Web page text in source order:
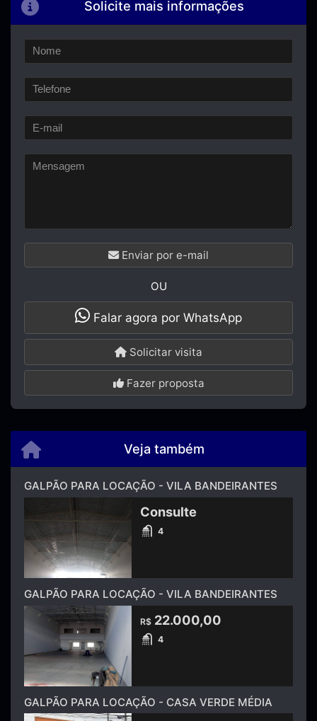
Solicite mais informações
Enviar por e-mail
OU
Falar agora por WhatsApp
Solicitar visita
Fazer proposta
Veja também
GALPÃO PARA LOCAÇÃO - VILA BANDEIRANTES
Consulte
4
GALPÃO PARA LOCAÇÃO - VILA BANDEIRANTES
R$ 22.000,00
4
GALPÃO PARA LOCAÇÃO - CASA VERDE MÉDIA